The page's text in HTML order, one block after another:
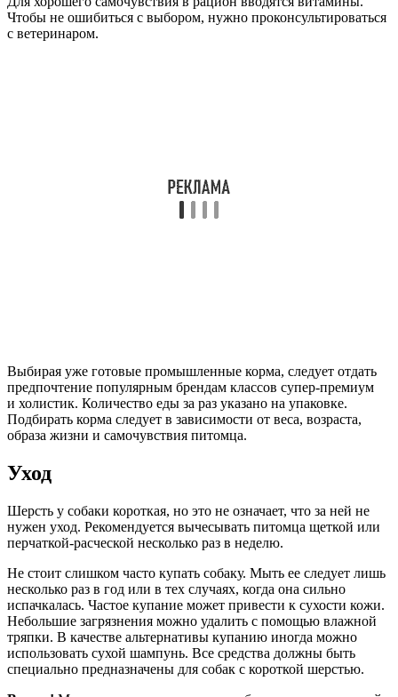
Чтобы не ошибиться с выбором, нужно проконсультироваться
с ветеринаром.
Выбирая уже готовые промышленные корма, следует отдать
предпочтение популярным брендам классов супер-премиум
и холистик. Количество еды за раз указано на упаковке.
Подбирать корма следует в зависимости от веса, возраста,
образа жизни и самочувствия питомца.
Уход
Шерсть у собаки короткая, но это не означает, что за ней не
нужен уход. Рекомендуется вычесывать питомца щеткой или
перчаткой-расческой несколько раз в неделю.
Не стоит слишком часто купать собаку. Мыть ее следует лишь
несколько раз в год или в тех случаях, когда она сильно
испачкалась. Частое купание может привести к сухости кожи.
Небольшие загрязнения можно удалить с помощью влажной
тряпки. В качестве альтернативы купанию иногда можно
использовать сухой шампунь. Все средства должны быть
специально предназначены для собак с короткой шерстью.